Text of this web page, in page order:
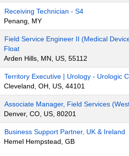
Receiving Technician - S4
Penang, MY
Field Service Engineer II (Medical
Float
Arden Hills, MN, US, 55112
Territory Executive | Urology - Urologic
Cleveland, OH, US, 44101
Associate Manager, Field Services
Denver, CO, US, 80201
Business Support Partner, UK & Ireland
Hemel Hempstead, GB